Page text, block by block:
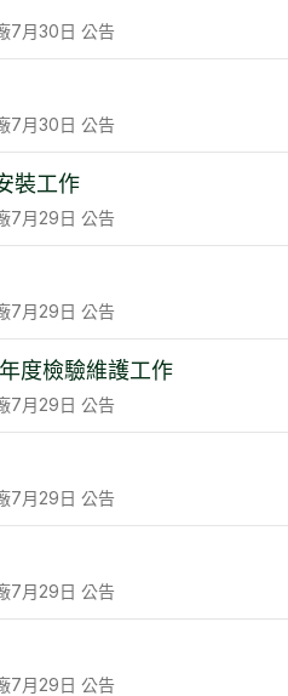
7月30日 公告
7月30日 公告
裝工作
7月29日 公告
7月29日 公告
度檢驗維護工作
7月29日 公告
7月29日 公告
7月29日 公告
7月29日 公告